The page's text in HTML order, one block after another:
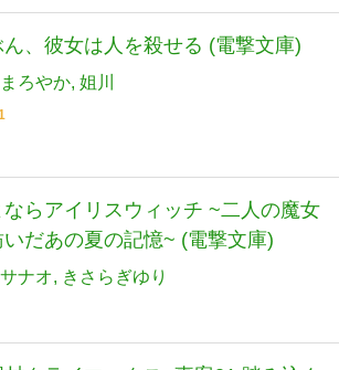
ん、彼女は人を殺せる (電撃文庫)
ろやか 姐川
ならアイリスウィッチ ~二人の魔女
いだあの夏の記憶~ (電撃文庫)
ナオ きさらぎゆり